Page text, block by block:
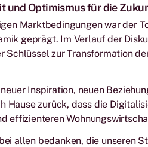
und Optimismus für die
Marktbedingungen war der
geprägt. Im Verlauf der
Schlüssel zur Transformation
Inspiration, neuen
Hause zurück, dass die
effizienteren
allen bedanken, die unseren